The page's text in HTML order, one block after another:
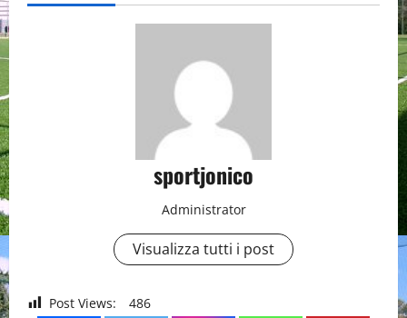
sportjonico
Administrator
Visualizza tutti i post
Post Views: 486